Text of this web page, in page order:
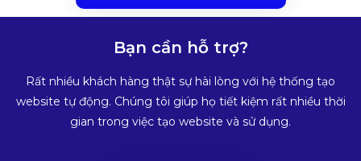
Bạn cần hỗ trợ?
Rất nhiều khách hàng thật sự hài lòng với hệ thống tạo
website tự động. Chúng tôi giúp họ tiết kiệm rất nhiều thời
gian trong việc tạo website và sử dụng.